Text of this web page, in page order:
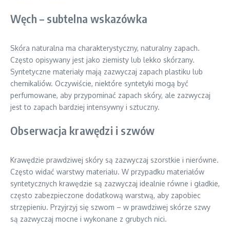
Węch – subtelna wskazówka
Skóra naturalna ma charakterystyczny, naturalny zapach.
Często opisywany jest jako ziemisty lub lekko skórzany.
Syntetyczne materiały mają zazwyczaj zapach plastiku lub
chemikaliów. Oczywiście, niektóre syntetyki mogą być
perfumowane, aby przypominać zapach skóry, ale zazwyczaj
jest to zapach bardziej intensywny i sztuczny.
Obserwacja krawędzi i szwów
Krawędzie prawdziwej skóry są zazwyczaj szorstkie i nierówne.
Często widać warstwy materiału. W przypadku materiałów
syntetycznych krawędzie są zazwyczaj idealnie równe i gładkie,
często zabezpieczone dodatkową warstwą, aby zapobiec
strzępieniu. Przyjrzyj się szwom – w prawdziwej skórze szwy
są zazwyczaj mocne i wykonane z grubych nici.